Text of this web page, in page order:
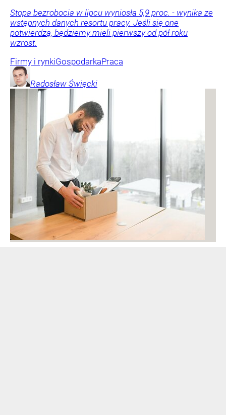
Stopa bezrobocia w lipcu wyniosła 5,9 proc. - wynika ze
wstępnych danych resortu pracy. Jeśli się one
potwierdzą, będziemy mieli pierwszy od pół roku
wzrost.
Firmy i rynkiGospodarkaPraca
Radosław Święcki